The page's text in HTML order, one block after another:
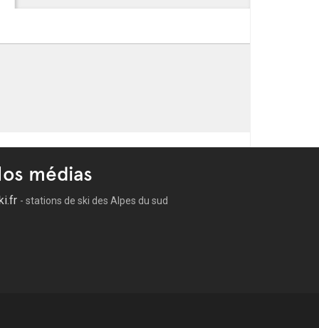
médias
- stations de ski des Alpes du sud